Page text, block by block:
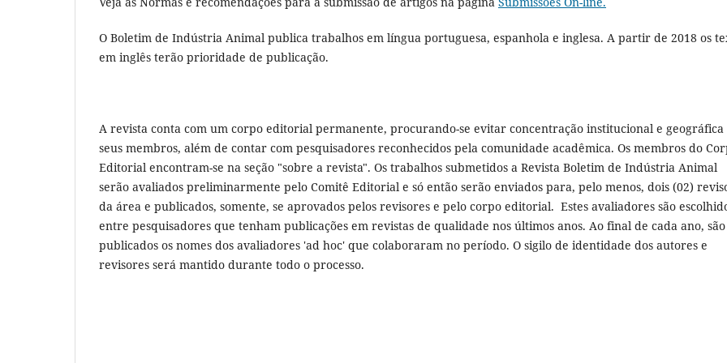
O Boletim de Indústria Animal publica trabalhos em língua portuguesa, espanhola e inglesa. A partir de 2018 os
em inglês terão prioridade de publicação.
A revista conta com um corpo editorial permanente, procurando-se evitar concentração institucional e geográfica
seus membros, além de contar com pesquisadores reconhecidos pela comunidade acadêmica. Os membros do
Editorial encontram-se na seção "sobre a revista". Os trabalhos submetidos a Revista Boletim de Indústria Animal
serão avaliados preliminarmente pelo Comitê Editorial e só então serão enviados para, pelo menos, dois (02)
da área e publicados, somente, se aprovados pelos revisores e pelo corpo editorial. Estes avaliadores são
entre pesquisadores que tenham publicações em revistas de qualidade nos últimos anos. Ao final de cada ano, são
publicados os nomes dos avaliadores 'ad hoc' que colaboraram no período. O sigilo de identidade dos autores e
revisores será mantido durante todo o processo.